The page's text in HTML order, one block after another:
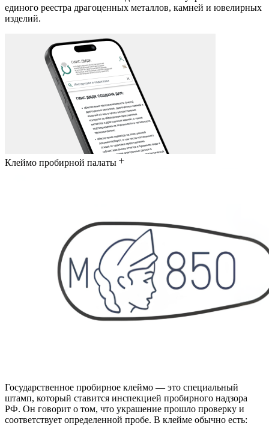
единого реестра драгоценных металлов, камней и ювелирных
изделий.
Клеймо пробирной палаты
Государственное пробирное клеймо — это специальный
штамп, который ставится инспекцией пробирного надзора
РФ. Он говорит о том, что украшение прошло проверку и
соответствует определенной пробе. В клейме обычно есть: